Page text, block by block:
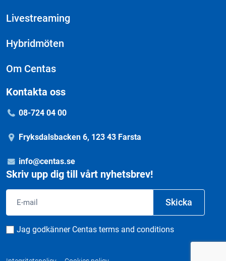
Livestreaming
Hybridmöten
Om Centas
Kontakta oss
08-724 04 00
Fryksdalsbacken 6, 123 43 Farsta
info@centas.se
Skriv upp dig till vårt nyhetsbrev!
Skicka
Consent
Jag godkänner Centas terms and conditions